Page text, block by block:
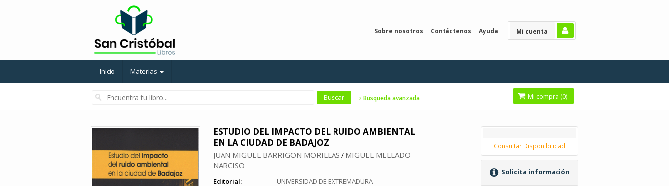
Mi cuenta
Sobre nosotros Contáctenos Ayuda
Inicio Materias
Busqueda avanzada Mi compra (0)
ESTUDIO DEL IMPACTO DEL RUIDO AMBIENTAL
EN LA CIUDAD DE BADAJOZ
JUAN MIGUEL BARRIGON MORILLAS / MIGUEL MELLADO
NARCISO
Editorial:
UNIVERSIDAD DE EXTREMADURA
Consultar Disponibilidad
Solicita información